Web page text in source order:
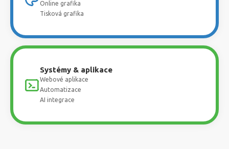
Online grafika
Tisková grafika
Systémy & aplikace
Webové aplikace
Automatizace
AI integrace